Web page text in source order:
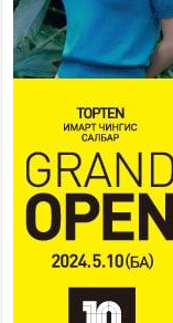
2026 оны 7 сар 21 / 16 цаг
Тусгай замын автобус
хорооны ээлжит
Ерөнхий сайд
суугаа Элчин сайд
авч уулзав
2026 оны 7 сар 21 / 16 цаг
БҮГД НАЙРАМДАХ
ЭДИЙН ЗАСГИЙН
ӨРГӨЖҮҮЛНЭ
2026 оны 7 сар 21 / 16 цаг
26,992 суралцагч